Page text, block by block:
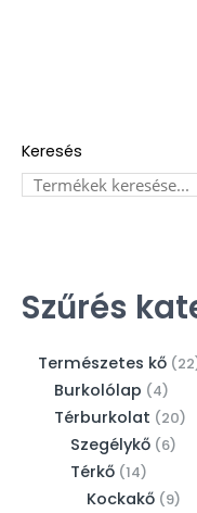
Keresés
Szűrés
Természetes kő 22
Burkolólap 4
Térburkolat 20
Szegélykő 6
Térkő 14
Kockakő 9